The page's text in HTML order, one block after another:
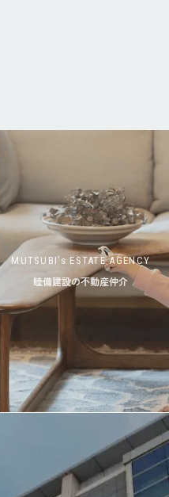
MUTSUBI’s ESTATE AGENCY
睦備建設の不動産仲介